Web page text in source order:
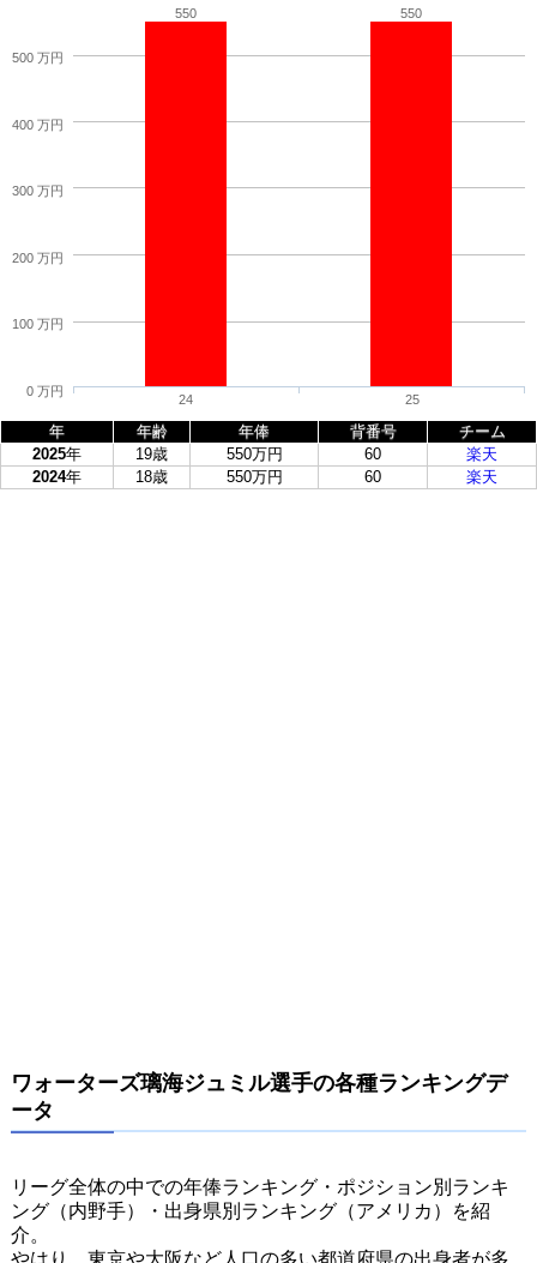
550 550
24 25
0 万円
100 万円
200 万円
300 万円
400 万円
500 万円
年 年齢 年俸 背番号
チーム
2025年 19歳 550万円 60
楽天
2024年 18歳 550万円 60 楽天
ワォーターズ璃海ジュミル選手の各種ランキングデ
ータ
リーグ全体の中での年俸ランキング・ポジション別ランキ
ング（内野手）・出身県別ランキング（アメリカ）を紹
介。